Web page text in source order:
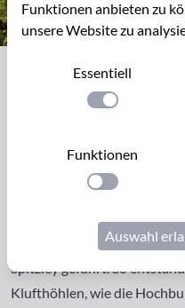
Die Kaulay, ein
Kordel (Eifelsteig)
Millionen Jahren. Die Kyll
Gestein ausgespült und
Felsformationen, wie der
Spitzley geführt. So
Klufthöhlen, wie die
Funktionen anbieten zu
unsere Website zu
Essentiell
Einstellung
Funktionen
Einstellung
Auswahl